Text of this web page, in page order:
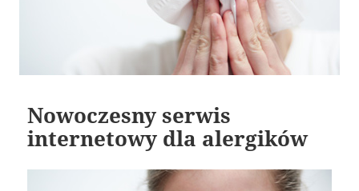
Nowoczesny serwis
internetowy dla alergików